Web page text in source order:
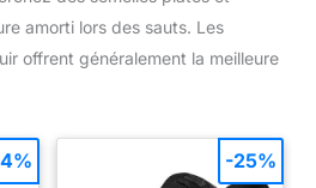
amorti lors des sauts. Les
offrent généralement la meilleure
-25%